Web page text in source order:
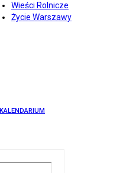
Wieści Rolnicze
Życie Warszawy
KALENDARIUM